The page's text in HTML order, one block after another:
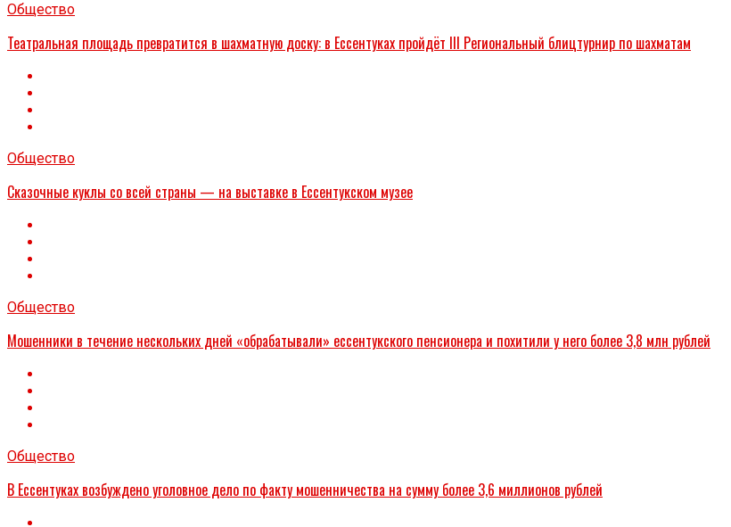
Общество
Театральная площадь превратится в шахматную доску: в Ессентуках пройдёт III Региональный блицтурнир по шахматам
Общество
Сказочные куклы со всей страны — на выставке в Ессентукском музее
Общество
Мошенники в течение нескольких дней «обрабатывали» ессентукского пенсионера и похитили у него более 3,8 млн рублей
Общество
В Ессентуках возбуждено уголовное дело по факту мошенничества на сумму более 3,6 миллионов рублей